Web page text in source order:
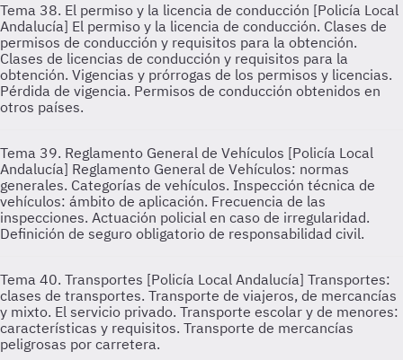
Tema 38. El permiso y la licencia de conducción [Policía Local
Andalucía] El permiso y la licencia de conducción. Clases de
permisos de conducción y requisitos para la obtención.
Clases de licencias de conducción y requisitos para la
obtención. Vigencias y prórrogas de los permisos y licencias.
Pérdida de vigencia. Permisos de conducción obtenidos en
otros países.
Tema 39. Reglamento General de Vehículos [Policía Local
Andalucía] Reglamento General de Vehículos: normas
generales. Categorías de vehículos. Inspección técnica de
vehículos: ámbito de aplicación. Frecuencia de las
inspecciones. Actuación policial en caso de irregularidad.
Definición de seguro obligatorio de responsabilidad civil.
Tema 40. Transportes [Policía Local Andalucía] Transportes:
clases de transportes. Transporte de viajeros, de mercancías
y mixto. El servicio privado. Transporte escolar y de menores:
características y requisitos. Transporte de mercancías
peligrosas por carretera.